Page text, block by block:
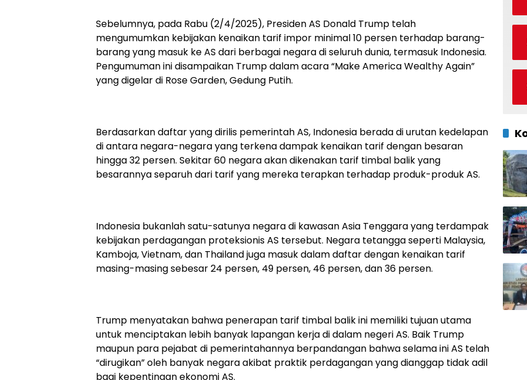
Sebelumnya, pada Rabu (2/4/2025), Presiden AS Donald Trump telah
mengumumkan kebijakan kenaikan tarif impor minimal 10 persen terhadap barang-
barang yang masuk ke AS dari berbagai negara di seluruh dunia, termasuk Indonesia.
Pengumuman ini disampaikan Trump dalam acara “Make America Wealthy Again”
yang digelar di Rose Garden, Gedung Putih.
Berdasarkan daftar yang dirilis pemerintah AS, Indonesia berada di urutan kedelapan
di antara negara-negara yang terkena dampak kenaikan tarif dengan besaran
hingga 32 persen. Sekitar 60 negara akan dikenakan tarif timbal balik yang
besarannya separuh dari tarif yang mereka terapkan terhadap produk-produk AS.
Indonesia bukanlah satu-satunya negara di kawasan Asia Tenggara yang terdampak
kebijakan perdagangan proteksionis AS tersebut. Negara tetangga seperti Malaysia,
Kamboja, Vietnam, dan Thailand juga masuk dalam daftar dengan kenaikan tarif
masing-masing sebesar 24 persen, 49 persen, 46 persen, dan 36 persen.
Trump menyatakan bahwa penerapan tarif timbal balik ini memiliki tujuan utama
untuk menciptakan lebih banyak lapangan kerja di dalam negeri AS. Baik Trump
maupun para pejabat di pemerintahannya berpandangan bahwa selama ini AS telah
“dirugikan” oleh banyak negara akibat praktik perdagangan yang dianggap tidak adil
bagi kepentingan ekonomi AS.